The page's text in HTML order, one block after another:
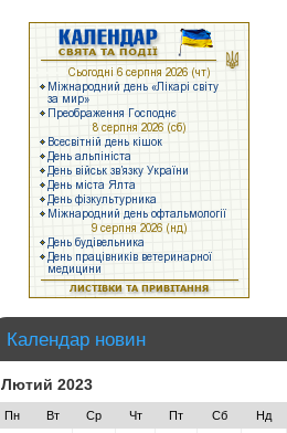
Календар новин
Лютий 2023
Пн Вт Ср Чт Пт Сб Нд